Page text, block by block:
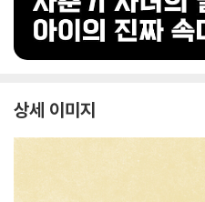
상세 이미지